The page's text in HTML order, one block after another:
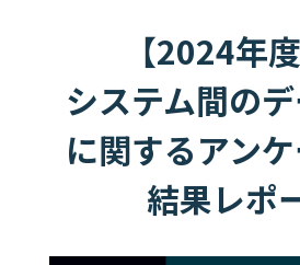
【2024年
システム間の
に関するアン
結果レポ